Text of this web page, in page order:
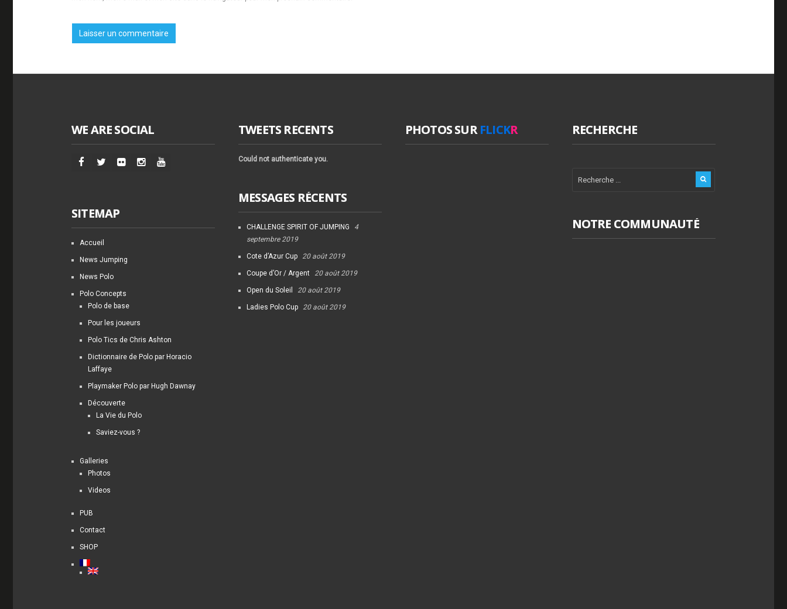
WE ARE SOCIAL
SITEMAP
Accueil
News Jumping
News Polo
Polo Concepts
Polo de base
Pour les joueurs
Polo Tics de Chris Ashton
Dictionnaire de Polo par Horacio
Laffaye
Playmaker Polo par Hugh Dawnay
Découverte
La Vie du Polo
Saviez-vous ?
Galleries
Photos
Videos
PUB
Contact
SHOP
TWEETS RECENTS
Could not authenticate you.
MESSAGES RÉCENTS
CHALLENGE SPIRIT OF JUMPING
4
septembre 2019
Cote d’Azur Cup 20 août 2019
Coupe d’Or / Argent 20 août 2019
Open du Soleil 20 août 2019
Ladies Polo Cup 20 août 2019
PHOTOS SURFLICKR RECHERCHE
NOTRE COMMUNAUTÉ